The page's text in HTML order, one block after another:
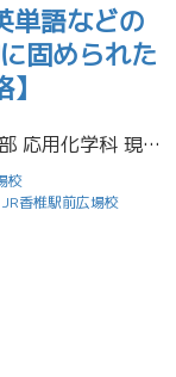
単語などの
固められた
大島 清志郎くん九州大学 工学部 応用化学科 現役合格！香住丘高校（化学部）出身 自分は高2の3月から東進に通いはじめて九州大学に合格しました。受験勉強している中で大事だなと思ったことは休憩を取ることです。どんなに気合い […]
校
香椎駅前広場校